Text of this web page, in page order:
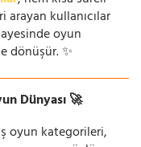
kullanıcılar
oyun
dönüşür. ✨
Dünyası 🚀
oyun kategorileri,